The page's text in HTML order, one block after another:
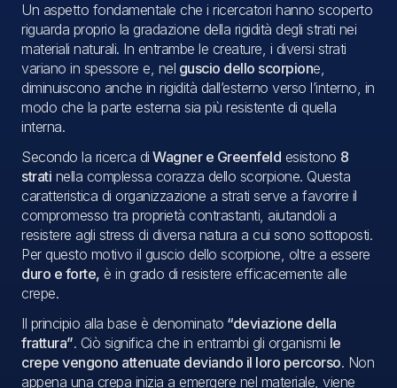
Un aspetto fondamentale che i ricercatori hanno scoperto
riguarda proprio la gradazione della rigidità degli strati nei
materiali naturali. In entrambe le creature, i diversi strati
variano in spessore e, nel guscio dello scorpione,
diminuiscono anche in rigidità dall’esterno verso l’interno, in
modo che la parte esterna sia più resistente di quella
interna.
Secondo la ricerca di Wagner e Greenfeld esistono 8
strati nella complessa corazza dello scorpione. Questa
caratteristica di organizzazione a strati serve a favorire il
compromesso tra proprietà contrastanti, aiutandoli a
resistere agli stress di diversa natura a cui sono sottoposti.
Per questo motivo il guscio dello scorpione, oltre a essere
duro e forte, è in grado di resistere efficacemente alle
crepe.
Il principio alla base è denominato “deviazione della
frattura”. Ciò significa che in entrambi gli organismi le
crepe vengono attenuate deviando il loro percorso. Non
appena una crepa inizia a emergere nel materiale, viene